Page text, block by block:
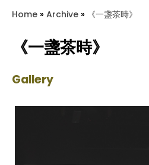
Home » Archive » 《一盞茶時》
《一盞茶時》
Gallery